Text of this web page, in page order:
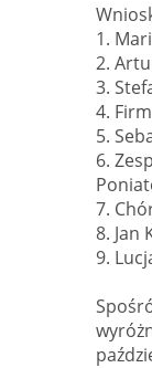
1.
2.
3.
4.
5.
6.
7.
8. Jan
9.